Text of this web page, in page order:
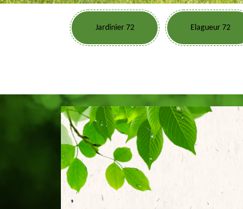
Jardinier 72 Elagueur 72